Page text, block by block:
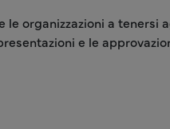
organizzazioni a
e le